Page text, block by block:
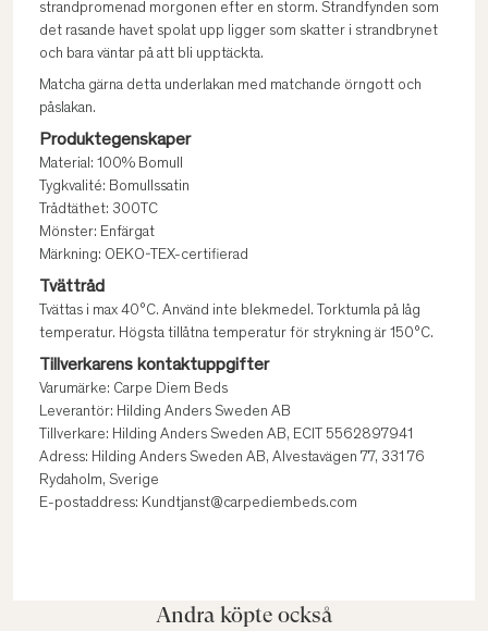
strandpromenad morgonen efter en storm. Strandfynden som
det rasande havet spolat upp ligger som skatter i strandbrynet
och bara väntar på att bli upptäckta.
Matcha gärna detta underlakan med matchande örngott och
påslakan.
Produktegenskaper
Material: 100% Bomull
Tygkvalité: Bomullssatin
Trådtäthet: 300TC
Mönster: Enfärgat
Märkning: OEKO-TEX-certifierad
Tvättråd
Tvättas i max 40°C. Använd inte blekmedel. Torktumla på låg
temperatur. Högsta tillåtna temperatur för strykning är 150°C.
Tillverkarens kontaktuppgifter
Varumärke: Carpe Diem Beds
Leverantör: Hilding Anders Sweden AB
Tillverkare: Hilding Anders Sweden AB, ECIT 5562897941
Adress: Hilding Anders Sweden AB, Alvestavägen 77, 331 76
Rydaholm, Sverige
E-postaddress: Kundtjanst@carpediembeds.com
Andra köpte också